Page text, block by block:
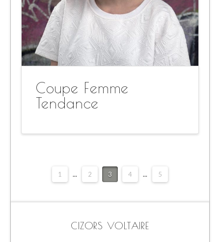
Coupe Femme
Tendance
1 ... 2 3 4 ... 5
CIZORS VOLTAIRE